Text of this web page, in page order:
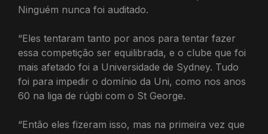
Ninguém nunca foi auditado.
“Eles tentaram tanto por anos para tentar fazer
essa competição ser equilibrada, e o clube que foi
mais afetado foi a Universidade de Sydney. Tudo
foi para impedir o domínio da Uni, como nos anos
60 na liga de rúgbi com o St George.
“Então eles fizeram isso, mas na primeira vez que